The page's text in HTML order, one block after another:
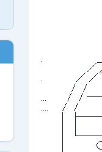
／ ／　　　　
.　　　 　 ／
/　/　　　　　
...　　　
....　　/　/　　　
|　
|　
| 　 　 　 ○　